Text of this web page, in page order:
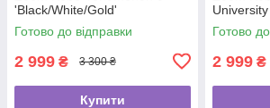
'Black/White/Gold'
Готово до відправки
2 999 ₴ 3 300 ₴
Купити
Готово
2 999 ₴